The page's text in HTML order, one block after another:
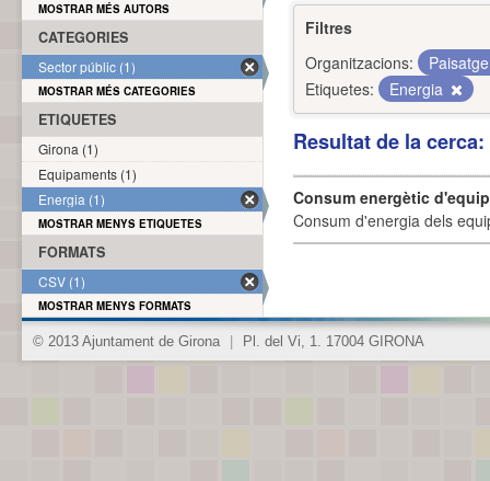
Filtres
Organitzacions:
Etiquetes:
Energia
Resultat de la
Consum energètic
Consum d'energia dels
MOSTRAR MÉS AUTORS
CATEGORIES
Sector públic (1)
MOSTRAR MÉS CATEGORIES
ETIQUETES
Girona (1)
Equipaments (1)
Energia (1)
MOSTRAR MENYS ETIQUETES
FORMATS
CSV (1)
MOSTRAR MENYS FORMATS
© 2013 Ajuntament de Girona Pl. del Vi, 1. 17004 GIRONA